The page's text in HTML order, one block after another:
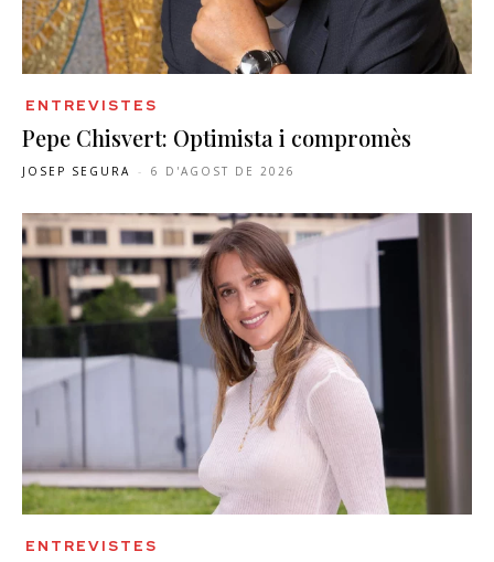
ENTREVISTES
Pepe Chisvert: Optimista i compromès
JOSEP SEGURA - 6 D'AGOST DE 2026
ENTREVISTES